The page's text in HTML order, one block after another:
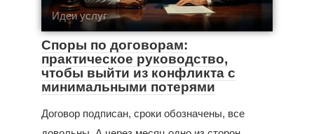
Идеи услуг
Споры по договорам:
практическое руководство,
чтобы выйти из конфликта с
минимальными потерями
Договор подписан, сроки обозначены, все